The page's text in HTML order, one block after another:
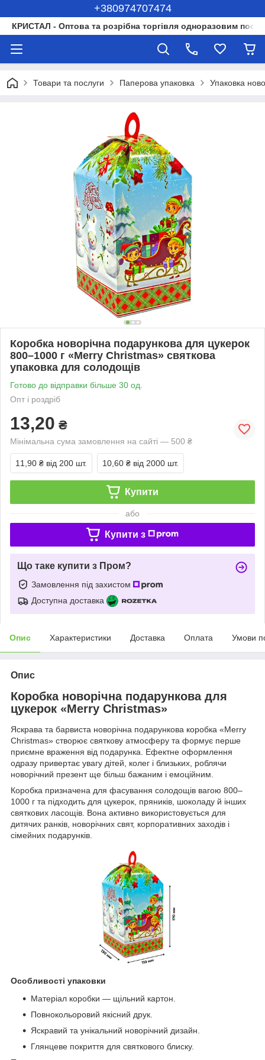
+380974707474
КРИСТАЛ - Оптова та розрібна торгівля одноразовим
Товари та послуги Паперова упаковка Упаковка
Коробка новорічна подарункова для цукерок
800–1000 г «Merry Christmas» святкова
упаковка для солодощів
Готово до відправки більше 30 од.
Опт і роздріб
13,20 ₴
Мінімальна сума замовлення на сайті — 500 ₴
11,90 ₴ від 200 шт. 10,60 ₴ від 2000 шт.
Купити
або
Купити з
Що таке купити з Пром?
Замовлення під захистом
Доступна доставка
Опис Характеристики Доставка Оплата Умови
Опис
Коробка новорічна подарункова для
цукерок «Merry Christmas»
Яскрава та барвиста новорічна подарункова коробка «Merry
Christmas» створює святкову атмосферу та формує перше
приємне враження від подарунка. Ефектне оформлення
одразу привертає увагу дітей, колег і близьких, роблячи
новорічний презент ще більш бажаним і емоційним.
Коробка призначена для фасування солодощів вагою 800–
1000 г та підходить для цукерок, пряників, шоколаду й інших
святкових ласощів. Вона активно використовується для
дитячих ранків, новорічних свят, корпоративних заходів і
сімейних подарунків.
Особливості упаковки
Матеріал коробки — щільний картон.
Повнокольоровий якісний друк.
Яскравий та унікальний новорічний дизайн.
Глянцеве покриття для святкового блиску.